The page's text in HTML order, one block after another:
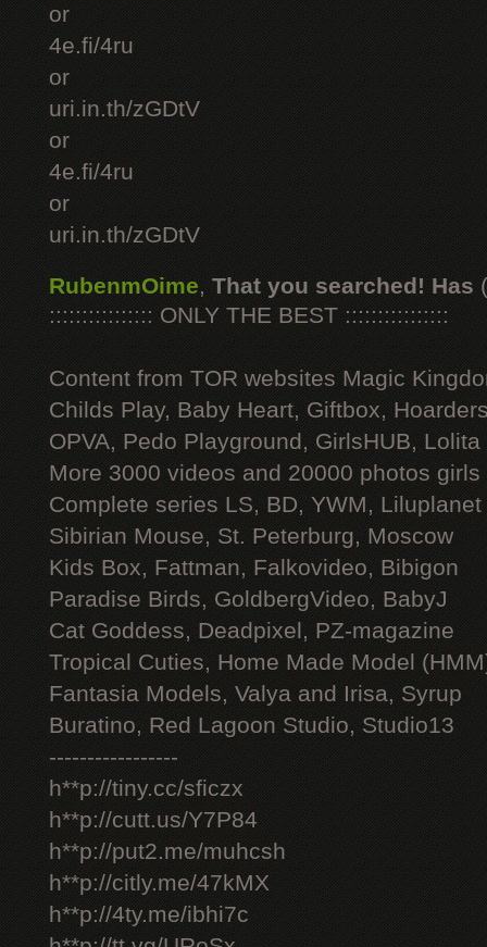
or
4e.fi/4ru
or
uri.in.th/zGDtV
or
4e.fi/4ru
or
uri.in.th/zGDtV
RubenmOime, That you searched! Has
:::::::::::::::: ONLY THE BEST ::::::::::::::::
Content from TOR websites Magic
Childs Play, Baby Heart, Giftbox,
OPVA, Pedo Playground, GirlsHUB, Lolita
More 3000 videos and 20000 photos
Complete series LS, BD, YWM, Liluplanet
Sibirian Mouse, St. Peterburg, Moscow
Kids Box, Fattman, Falkovideo, Bibigon
Paradise Birds, GoldbergVideo, BabyJ
Cat Goddess, Deadpixel, PZ-magazine
Tropical Cuties, Home Made Model
Fantasia Models, Valya and Irisa, Syrup
Buratino, Red Lagoon Studio, Studio13
-----------------
h**p://tiny.cc/sficzx
h**p://cutt.us/Y7P84
h**p://put2.me/muhcsh
h**p://citly.me/47kMX
h**p://4ty.me/ibhi7c